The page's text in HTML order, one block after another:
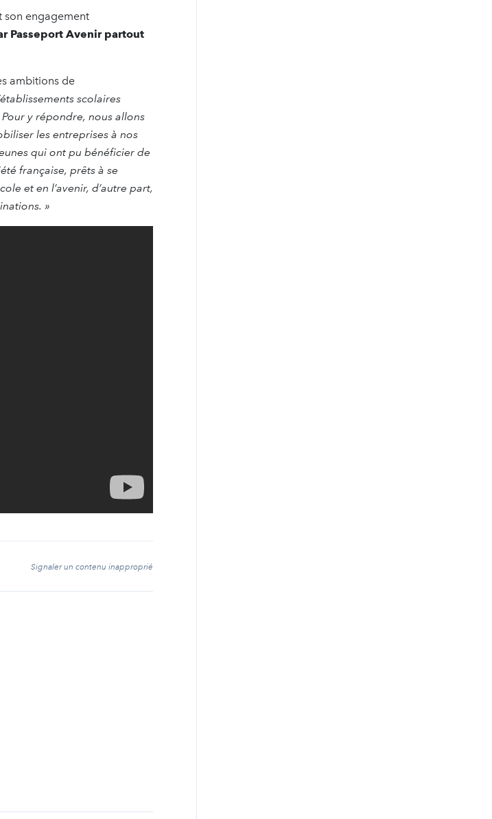
son engagement
Passeport Avenir partout
ambitions de
scolaires
y répondre, nous allons
les entreprises à nos
qui ont pu bénéficier de
française, prêts à se
et en l’avenir, d’autre part,
»
Signaler un contenu inapproprié